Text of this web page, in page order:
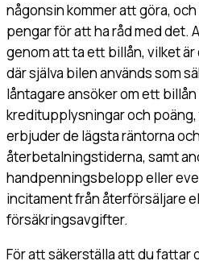
någonsin kommer att göra,
pengar för att ha råd med det.
genom att ta ett billån, vilket
där själva bilen används som
låntagare ansöker om ett
kreditupplysningar och
erbjuder de lägsta räntorna
återbetalningstiderna, samt
handpenningsbelopp eller
incitament från återförsäljare
försäkringsavgifter.
För att säkerställa att du fattar